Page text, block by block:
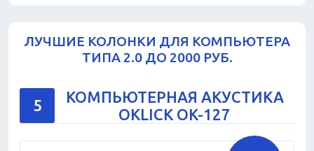
ЛУЧШИЕ КОЛОНКИ ДЛЯ КОМПЬЮТЕРА
ТИПА 2.0 ДО 2000 РУБ.
5
КОМПЬЮТЕРНАЯ АКУСТИКА
OKLICK OK-127